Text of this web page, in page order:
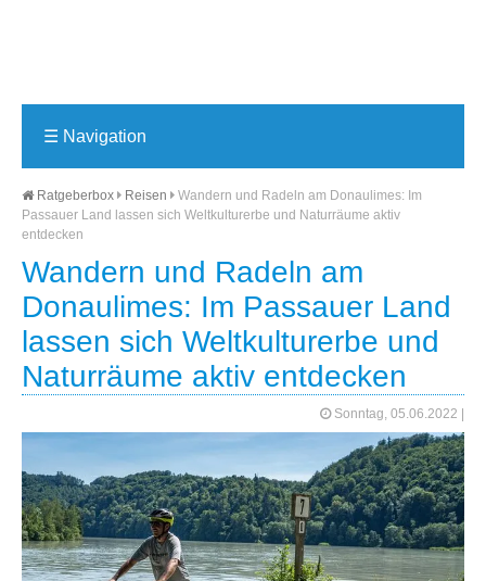
☰ Navigation
Ratgeberbox Reisen
Wandern und Radeln am Donaulimes: Im
Passauer Land lassen sich Weltkulturerbe und Naturräume aktiv
entdecken
Wandern und Radeln am
Donaulimes: Im Passauer Land
lassen sich Weltkulturerbe und
Naturräume aktiv entdecken
Sonntag, 05.06.2022